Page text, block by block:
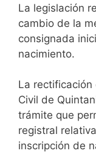
La legislación
cambio de la
consignada
nacimiento.
La rectificación
Civil de
trámite que
registral
inscripción de